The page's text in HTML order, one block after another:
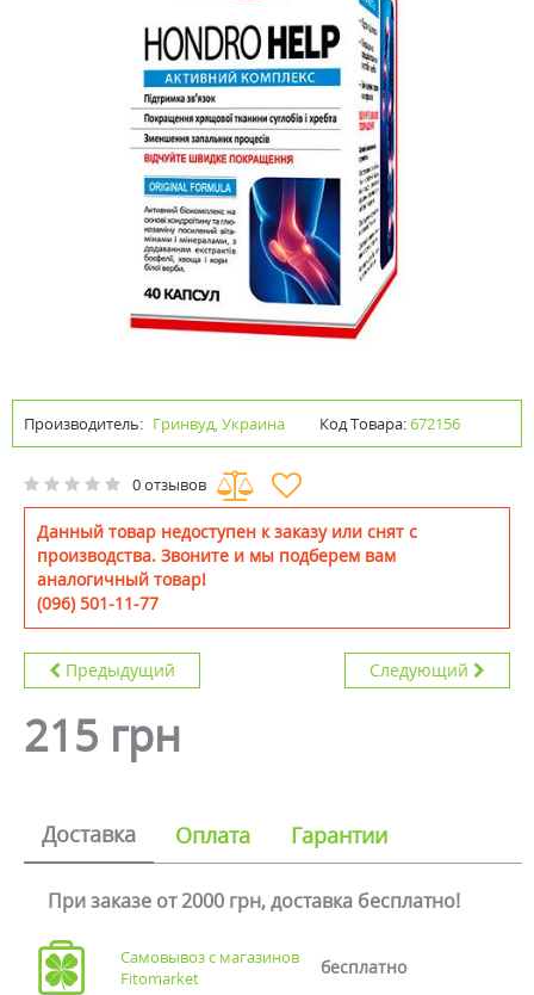
Производитель: Гринвуд, Украина Код Товара:672156
0 отзывов
Данный товар недоступен к заказу или снят с
производства. Звоните и мы подберем вам
аналогичный товар!
(096) 501-11-77
Предыдущий Следующий
215 грн
Доставка Оплата Гарантии
При заказе от 2000 грн, доставка бесплатно!
Самовывоз с магазинов
Fitomarket
бесплатно